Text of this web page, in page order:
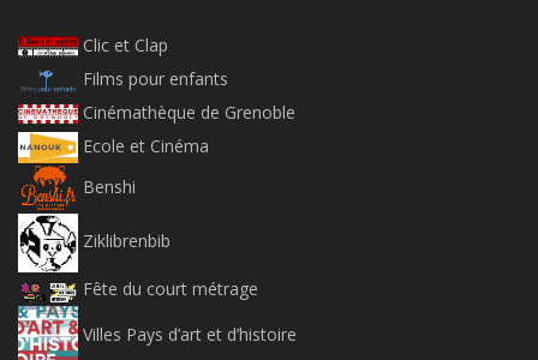
Clic et Clap
Films pour enfants
Cinémathèque de Grenoble
Ecole et Cinéma
Benshi
Ziklibrenbib
Fête du court métrage
Villes Pays d’art et d’histoire